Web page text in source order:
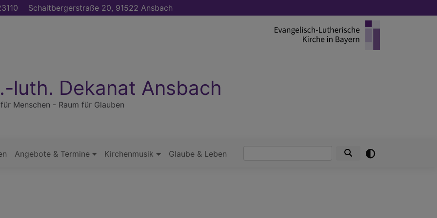
Schaitbergerstraße 20, 91522 Ansbach
luth. Dekanat Ansbach
Menschen - Raum für Glauben
Angebote & Termine Kirchenmusik Glaube & Leben